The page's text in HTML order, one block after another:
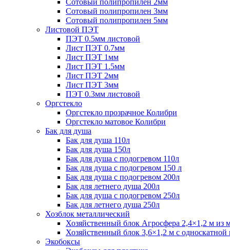
Сотовый полипропилен 2мм
Сотовый полипропилен 3мм
Сотовый полипропилен 5мм
Листовой ПЭТ
ПЭТ 0.5мм листовой
Лист ПЭТ 0.7мм
Лист ПЭТ 1мм
Лист ПЭТ 1.5мм
Лист ПЭТ 2мм
Лист ПЭТ 3мм
ПЭТ 0.3мм листовой
Оргстекло
Оргстекло прозрачное Колибри
Оргстекло матовое Колибри
Бак для душа
Бак для душа 110л
Бак для душа 150л
Бак для душа с подогревом 110л
Бак для душа с подогревом 150 л
Бак для душа с подогревом 200л
Бак для летнего душа 200л
Бак для душа с подогревом 250л
Бак для летнего душа 250л
Хозблок металлический
Хозяйственный блок Агросфера 2,4×1,2 м из
Хозяйственный блок 3,6×1,2 м с
Экобоксы